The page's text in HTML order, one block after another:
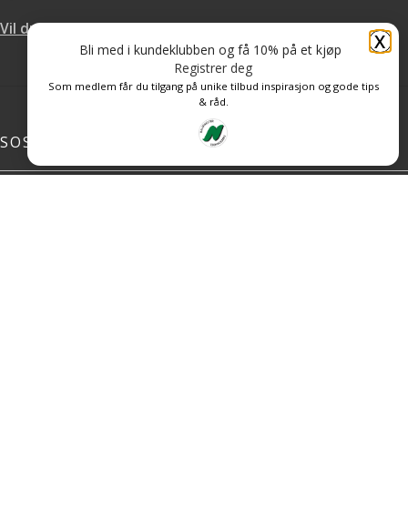
Vil du leie hos oss?
SOSIALE MEDIER
X
Bli med i kundeklubben og få 10% på et kjøp
Registrer deg
Som medlem får du tilgang på unike tilbud inspirasjon og gode tips
& råd.